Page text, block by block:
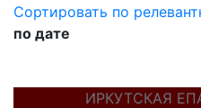
Сортировать по
по дате
ИРКУТСКАЯ